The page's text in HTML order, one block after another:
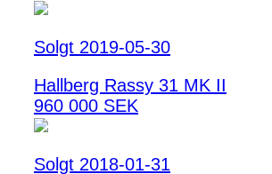
Solgt 2019-05-30
Hallberg Rassy 31 MK II
960 000 SEK
Solgt 2018-01-31